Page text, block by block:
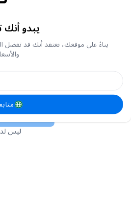
لقد نسيت كلمة
ليس
يبدو أنك
بناءً على موقعك، نعتقد أنك قد تفضل